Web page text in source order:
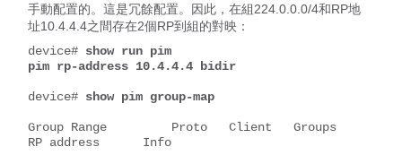
手動配置的。這是冗餘配置。因此，在組224.0.0.0/4和RP地
址10.4.4.4之間存在2個RP到組的對映：
device# show run pim
pim rp-address 10.4.4.4 bidir
device# show pim group-map
Group Range         Proto   Client   Groups
RP address      Info